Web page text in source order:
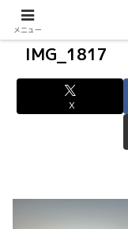
IMG_1817
X
メニュー